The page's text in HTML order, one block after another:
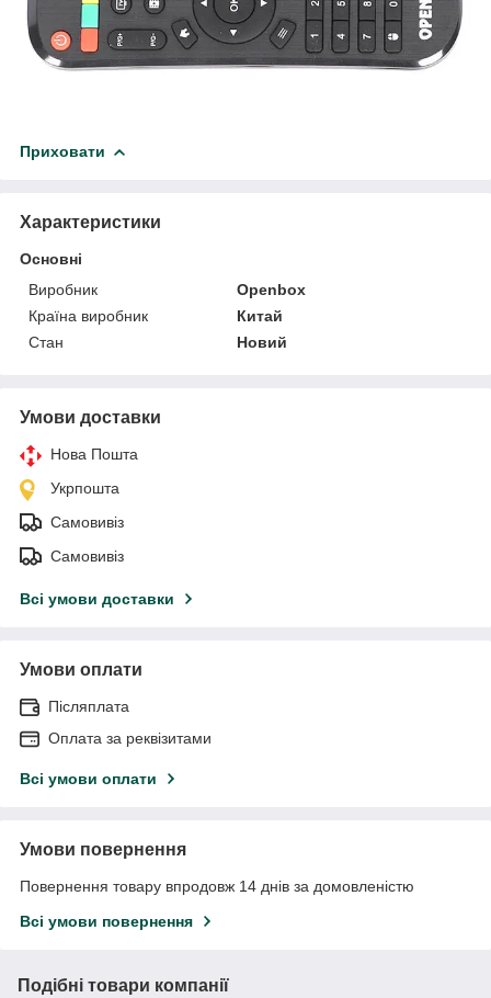
Приховати
Характеристики
Основні
Виробник
Openbox
Країна виробник
Китай
Стан
Новий
Умови доставки
Нова Пошта
Укрпошта
Самовивіз
Самовивіз
Всі умови доставки
Умови оплати
Післяплата
Оплата за реквізитами
Всі умови оплати
Умови повернення
Повернення товару впродовж 14 днів за домовленістю
Всі умови повернення
Подібні товари компанії